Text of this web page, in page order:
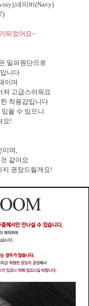
네이비(Navy)
되었어요~
밀파원단으로
니다
이며
져 고급스러워요
착용감입니다
을 수 있으니
요!
이며,
같아요
지 권장드릴게요!